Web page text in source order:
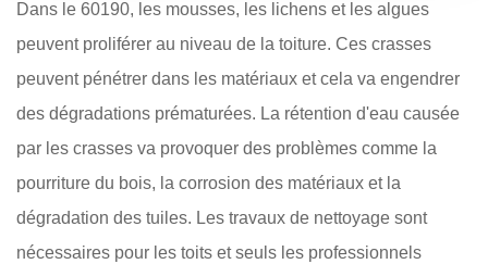
Dans le 60190, les mousses, les lichens et les algues
peuvent proliférer au niveau de la toiture. Ces crasses
peuvent pénétrer dans les matériaux et cela va engendrer
des dégradations prématurées. La rétention d'eau causée
par les crasses va provoquer des problèmes comme la
pourriture du bois, la corrosion des matériaux et la
dégradation des tuiles. Les travaux de nettoyage sont
nécessaires pour les toits et seuls les professionnels